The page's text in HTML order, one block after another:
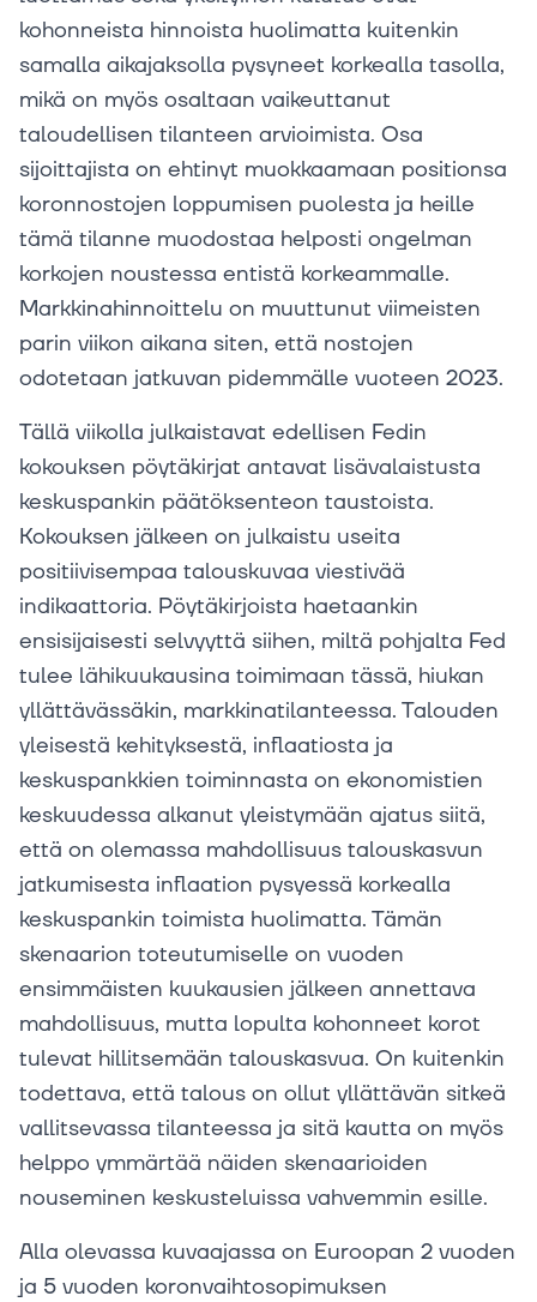
kohonneista hinnoista huolimatta kuitenkin
samalla aikajaksolla pysyneet korkealla tasolla,
mikä on myös osaltaan vaikeuttanut
taloudellisen tilanteen arvioimista. Osa
sijoittajista on ehtinyt muokkaamaan positionsa
koronnostojen loppumisen puolesta ja heille
tämä tilanne muodostaa helposti ongelman
korkojen noustessa entistä korkeammalle.
Markkinahinnoittelu on muuttunut viimeisten
parin viikon aikana siten, että nostojen
odotetaan jatkuvan pidemmälle vuoteen 2023.
Tällä viikolla julkaistavat edellisen Fedin
kokouksen pöytäkirjat antavat lisävalaistusta
keskuspankin päätöksenteon taustoista.
Kokouksen jälkeen on julkaistu useita
positiivisempaa talouskuvaa viestivää
indikaattoria. Pöytäkirjoista haetaankin
ensisijaisesti selvyyttä siihen, miltä pohjalta Fed
tulee lähikuukausina toimimaan tässä, hiukan
yllättävässäkin, markkinatilanteessa. Talouden
yleisestä kehityksestä, inflaatiosta ja
keskuspankkien toiminnasta on ekonomistien
keskuudessa alkanut yleistymään ajatus siitä,
että on olemassa mahdollisuus talouskasvun
jatkumisesta inflaation pysyessä korkealla
keskuspankin toimista huolimatta. Tämän
skenaarion toteutumiselle on vuoden
ensimmäisten kuukausien jälkeen annettava
mahdollisuus, mutta lopulta kohonneet korot
tulevat hillitsemään talouskasvua. On kuitenkin
todettava, että talous on ollut yllättävän sitkeä
vallitsevassa tilanteessa ja sitä kautta on myös
helppo ymmärtää näiden skenaarioiden
nouseminen keskusteluissa vahvemmin esille.
Alla olevassa kuvaajassa on Euroopan 2 vuoden
ja 5 vuoden koronvaihtosopimuksen